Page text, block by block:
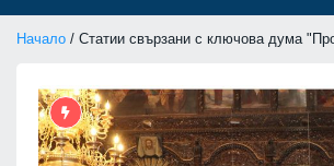
Начало / Статии свързани с ключова дума